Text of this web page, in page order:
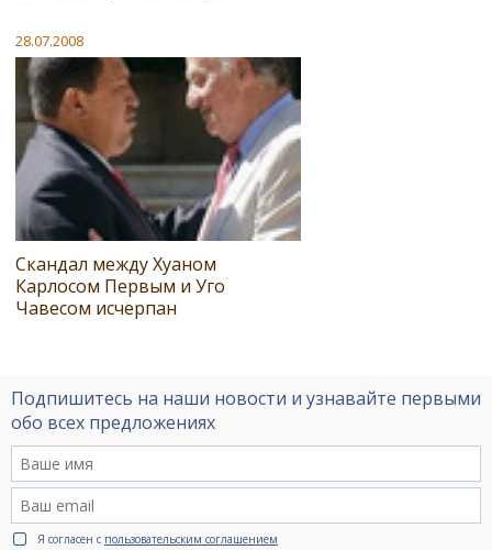
28.07.2008
Скандал между Хуаном
Карлосом Первым и Уго
Чавесом исчерпан
Подпишитесь на наши новости и узнавайте первыми
обо всех предложениях
Я согласен с пользовательским соглашением